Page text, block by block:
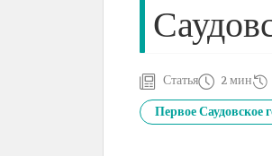
Статья 2 мин
Первое Саудовское